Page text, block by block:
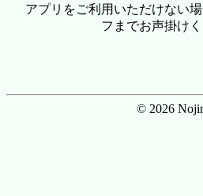
アプリをご利用いただけない
フまでお声掛けく
© 2026